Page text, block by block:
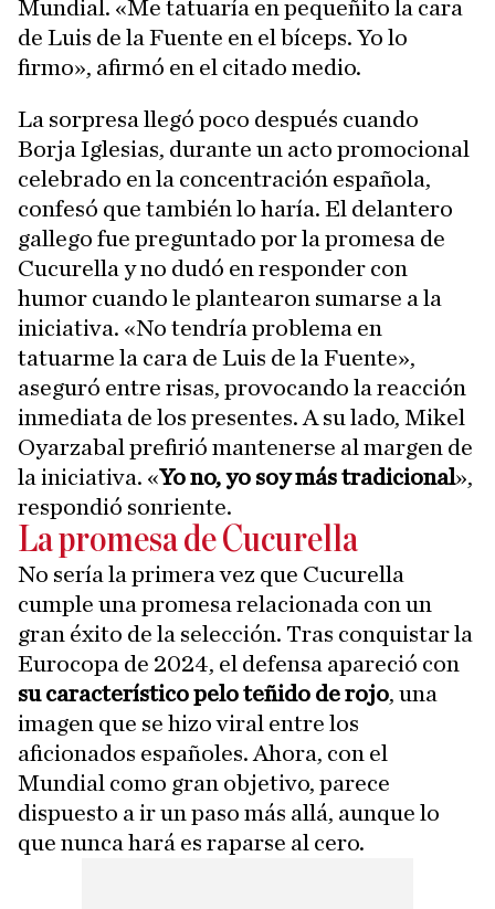
Mundial. «Me tatuaría en pequeñito la cara
de Luis de la Fuente en el bíceps. Yo lo
firmo», afirmó en el citado medio.
La sorpresa llegó poco después cuando
Borja Iglesias, durante un acto promocional
celebrado en la concentración española,
confesó que también lo haría. El delantero
gallego fue preguntado por la promesa de
Cucurella y no dudó en responder con
humor cuando le plantearon sumarse a la
iniciativa. «No tendría problema en
tatuarme la cara de Luis de la Fuente»,
aseguró entre risas, provocando la reacción
inmediata de los presentes. A su lado, Mikel
Oyarzabal prefirió mantenerse al margen de
la iniciativa. «Yo no, yo soy más tradicional»,
respondió sonriente.
La promesa de Cucurella
No sería la primera vez que Cucurella
cumple una promesa relacionada con un
gran éxito de la selección. Tras conquistar la
Eurocopa de 2024, el defensa apareció con
su característico pelo teñido de rojo, una
imagen que se hizo viral entre los
aficionados españoles. Ahora, con el
Mundial como gran objetivo, parece
dispuesto a ir un paso más allá, aunque lo
que nunca hará es raparse al cero.